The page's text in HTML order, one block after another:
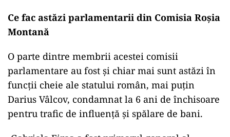
Ce fac astăzi parlamentarii din Comisia Roșia
Montană
O parte dintre membrii acestei comisii
parlamentare au fost și chiar mai sunt astăzi în
funcții cheie ale statului român, mai puțin
Darius Vâlcov, condamnat la 6 ani de închisoare
pentru trafic de influență și spălare de bani.